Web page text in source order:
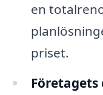
en
priset.